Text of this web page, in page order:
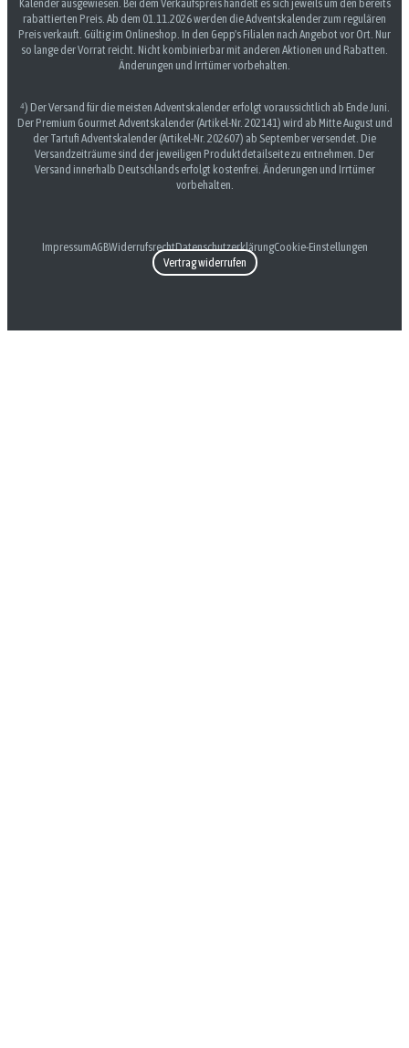
Kalender ausgewiesen. Bei dem Verkaufspreis handelt es sich jeweils um den bereits
rabattierten Preis. Ab dem 01.11.2026 werden die Adventskalender zum regulären
Preis verkauft. Gültig im Onlineshop. In den Gepp's Filialen nach Angebot vor Ort. Nur
so lange der Vorrat reicht. Nicht kombinierbar mit anderen Aktionen und Rabatten.
Änderungen und Irrtümer vorbehalten.
⁴) Der Versand für die meisten Adventskalender erfolgt voraussichtlich ab Ende Juni.
Der Premium Gourmet Adventskalender (Artikel-Nr. 202141) wird ab Mitte August und
der Tartufi Adventskalender (Artikel-Nr. 202607) ab September versendet. Die
Versandzeiträume sind der jeweiligen Produktdetailseite zu entnehmen. Der
Versand innerhalb Deutschlands erfolgt kostenfrei. Änderungen und Irrtümer
vorbehalten.
ImpressumAGBWiderrufsrechtDatenschutzerklärungCookie-Einstellungen
Vertrag widerrufen